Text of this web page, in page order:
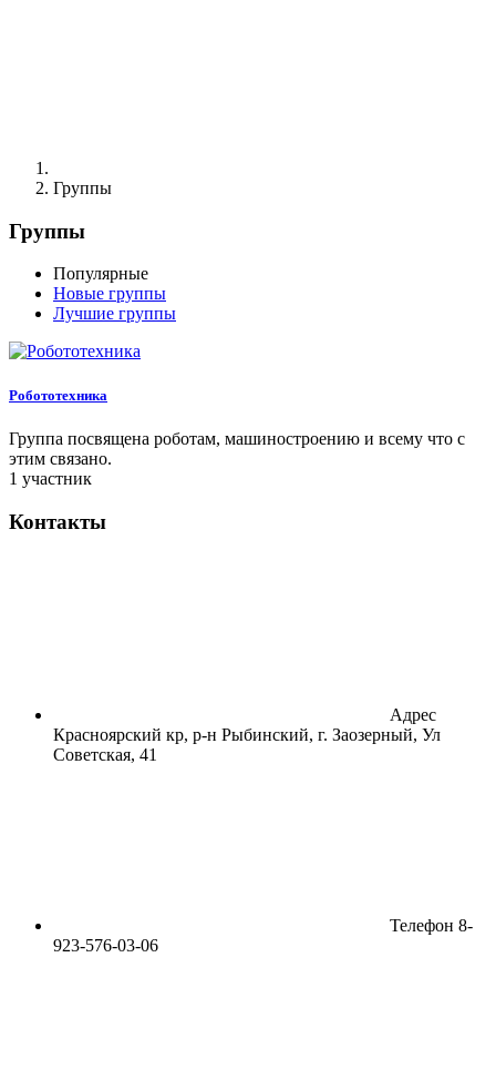
Группы
Группы
Популярные
Новые группы
Лучшие группы
Робототехника
Группа посвящена роботам, машиностроению и всему что с
этим связано.
1 участник
Контакты
Адрес
Красноярский кр, р-н Рыбинский, г. Заозерный, Ул
Советская, 41
Телефон 8-
923-576-03-06